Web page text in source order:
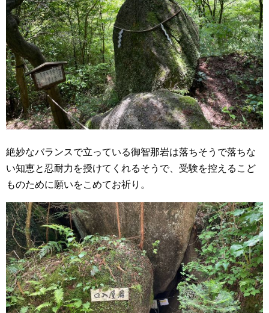
絶妙なバランスで立っている御智那岩は落ちそうで落ちな
い知恵と忍耐力を授けてくれるそうで、受験を控えるこど
ものために願いをこめてお祈り。